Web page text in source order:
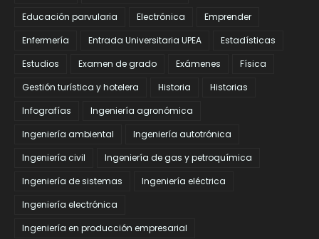
Educación parvularia
Electrónica
Emprender
Enfermería
Entrada Universitaria UPEA
Estadísticas
Estudios
Examen de grado Exámenes
Física
Gestión turística y hotelera
Historia
Historias
Infografías
Ingeniería agronómica
Ingeniería ambiental
Ingeniería autotrónica
Ingeniería civil
Ingeniería de gas y petroquímica
Ingeniería de sistemas
Ingeniería eléctrica
Ingeniería electrónica
Ingeniería en producción empresarial